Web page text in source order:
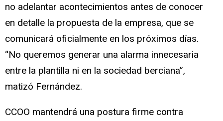
no adelantar acontecimientos antes de conocer
en detalle la propuesta de la empresa, que se
comunicará oficialmente en los próximos días.
“No queremos generar una alarma innecesaria
entre la plantilla ni en la sociedad berciana”,
matizó Fernández.
CCOO mantendrá una postura firme contra